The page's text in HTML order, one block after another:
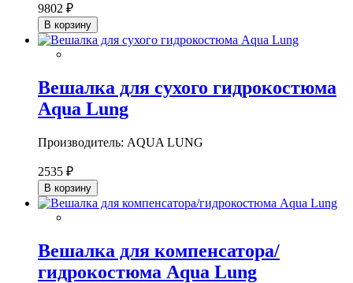
9802 ₽
В корзину
Вешалка для сухого гидрокостюма
Aqua Lung
Производитель: AQUA LUNG
2535 ₽
В корзину
Вешалка для компенсатора/
гидрокостюма Aqua Lung